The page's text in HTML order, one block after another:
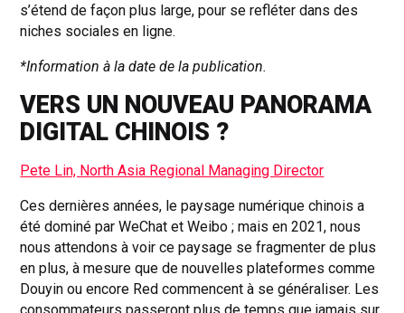
s’étend de façon plus large, pour se refléter dans des
niches sociales en ligne.
*Information à la date de la publication.
VERS UN NOUVEAU PANORAMA
DIGITAL CHINOIS ?
Pete Lin, North Asia Regional Managing Director
Ces dernières années, le paysage numérique chinois a
été dominé par WeChat et Weibo ; mais en 2021, nous
nous attendons à voir ce paysage se fragmenter de plus
en plus, à mesure que de nouvelles plateformes comme
Douyin ou encore Red commencent à se généraliser. Les